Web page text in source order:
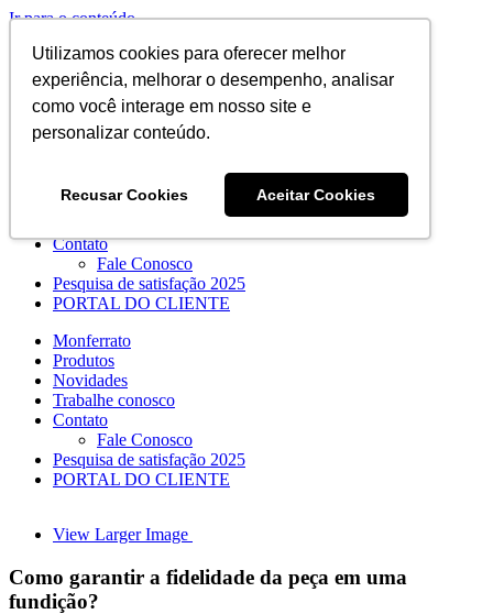
Utilizamos cookies para oferecer melhor
experiência, melhorar o desempenho, analisar
como você interage em nosso site e
personalizar conteúdo.
Recusar Cookies Aceitar Cookies
Ir para o conteúdo
InstagramFacebookLinkedInYouTubeE-mail
Buscar resultados para:
Novidades
Contato
Fale Conosco
Pesquisa de satisfação 2025
PORTAL DO CLIENTE
Monferrato
Produtos
Novidades
Trabalhe conosco
Contato
Fale Conosco
Pesquisa de satisfação 2025
PORTAL DO CLIENTE
View Larger Image
Como garantir a fidelidade da peça em uma
fundição?